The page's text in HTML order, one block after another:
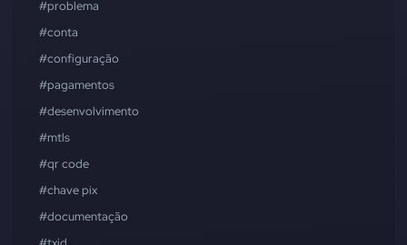
#problema
#conta
#configuração
#pagamentos
#desenvolvimento
#mtls
#qr code
#chave pix
#documentação